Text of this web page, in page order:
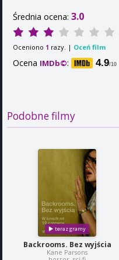
Średnia ocena: 3.0
Oceniono 1 razy. | Oceń film
Ocena IMDb©: 4.9/10
Podobne filmy
Backrooms. Bez wyjścia
Kane Parsons